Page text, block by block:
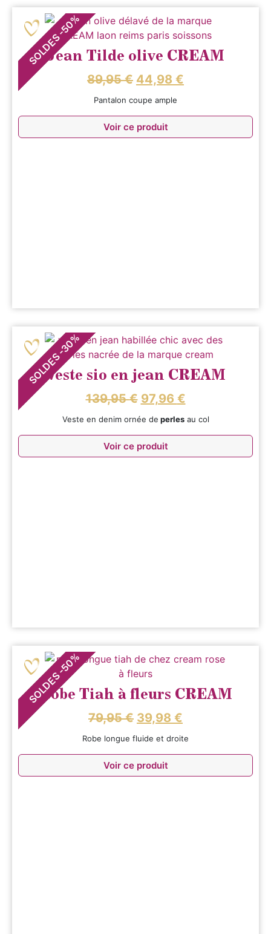
SOLDES
-
50
%
Jean Tilde olive CREAM
89,95€ 44,98 €
Pantalon coupe ample
Voir ce produit
SOLDES
-
30
%
Veste sio en jean CREAM
139,95€ 97,96 €
Veste en denim ornée de perlesau col
Voir ce produit
SOLDES
-
50
%
Robe Tiah à fleurs CREAM
79,95€ 39,98 €
Robe longue fluide et droite
Voir ce produit